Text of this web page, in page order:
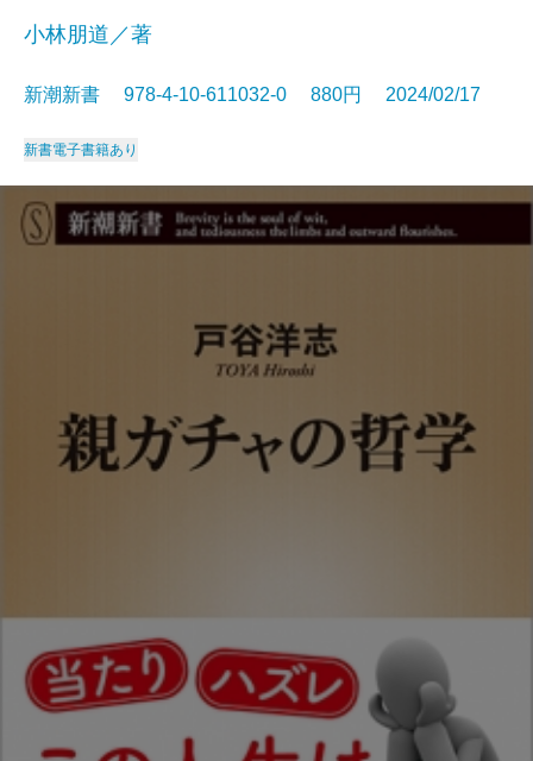
小林朋道／著
新潮新書 978-4-10-611032-0 880円 2024/02/17
新書電子書籍あり